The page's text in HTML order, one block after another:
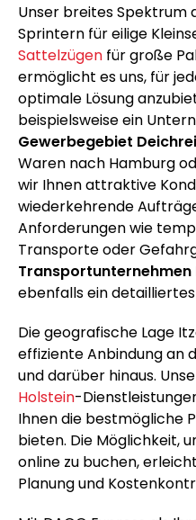
Unser breites Spektrum
Sprintern für eilige
Sattelzügen für große
ermöglicht es uns, für
optimale Lösung
beispielsweise ein
Gewerbegebiet
Waren nach Hamburg
wir Ihnen attraktive
wiederkehrende
Anforderungen wie
Transporte oder
Transportunternehmen
ebenfalls ein
Die geografische Lage
effiziente Anbindung an
und darüber hinaus.
Holstein-
Ihnen die bestmögliche
bieten. Die Möglichkeit,
online zu buchen,
Planung und